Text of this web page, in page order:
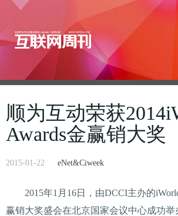
顺为互动荣获
Awards金赢销大奖
2015-01-22 eNet&Ciweek
2015年1月16日，由DCCI主办的
赢销大奖盛会在北京国家会议中心成功